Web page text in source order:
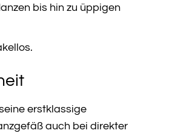
bis hin zu üppigen
erstklassige
auch bei direkter